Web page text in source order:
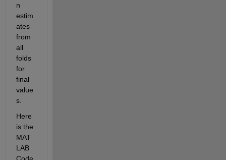
n
estim
ates
from
all
folds
for
final
value
s.
Here
is the
MAT
LAB